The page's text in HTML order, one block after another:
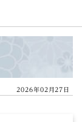
2026年02月27日